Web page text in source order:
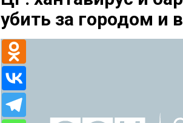
убить за городом и